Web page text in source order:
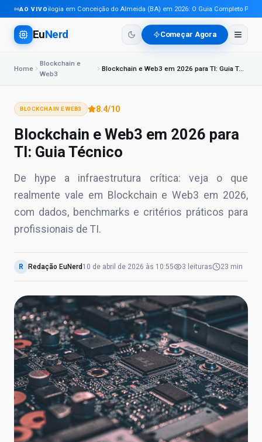
AO VIVO
Tecnologia em Conceição do Almeida (BA) em 2026: O Guia Completo Para
EuNerd Começar Agora
Home
Blockchain e
Web3
Blockchain e Web3 em 2026 para TI: Guia Técnico
BLOCKCHAIN E WEB3 8.4/10
Blockchain e Web3 em 2026 para
TI: Guia Técnico
De hype a infraestrutura crítica: veja o que
realmente vale em Blockchain e Web3 em 2026,
com dados, benchmarks e critérios práticos para
profissionais de TI.
R Redação EuNerd 10 de abril de 2026 às 10:55 3 leituras 23 min